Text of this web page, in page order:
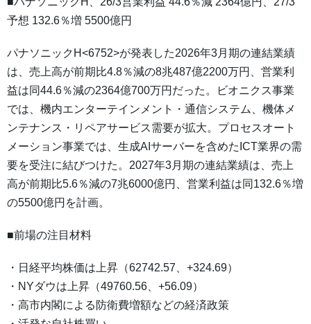
予想 132.6％増 5500億円
パナソニックH<6752>が発表した2026年3月期の連結業績
は、売上高が前期比4.8％減の8兆487億2200万円、営業利
益は同44.6％減の2364億700万円だった。ビオニクス事業
では、機内エンターテインメント・通信システム、機体メ
ンテナンス・リペアサービス需要が拡大。プロセスオート
メーション事業では、生成AIサーバーを含めたICT業界の需
要を受注に結びつけた。2027年3月期の連結業績は、売上
高が前期比5.6％減の7兆6000億円、営業利益は同132.6％増
の5500億円を計画。
■前場の注目材料
・日経平均株価は上昇（62742.57、+324.69）
・NYダウは上昇（49760.56、+56.09）
・高市内閣による防衛費増額などの経済政策